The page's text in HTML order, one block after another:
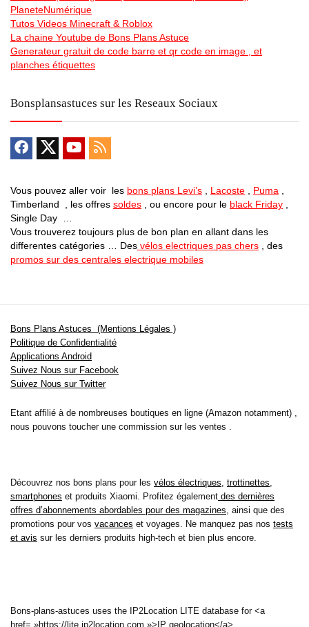
PlaneteNumérique
Tutos Videos Minecraft & Roblox
La chaine Youtube de Bons Plans Astuce
Generateur gratuit de code barre et qr code en image , et
planches étiquettes
Bonsplansastuces sur les Reseaux Sociaux
Vous pouvez aller voir les bons plans Levi’s , Lacoste , Puma ,
Timberland , les offres soldes , ou encore pour le black Friday ,
Single Day …
Vous trouverez toujours plus de bon plan en allant dans les
differentes catégories … Des vélos electriques pas chers , des
promos sur des centrales electrique mobiles
Bons Plans Astuces (Mentions Légales )
Politique de Confidentialité
Applications Android
Suivez Nous sur Facebook
Suivez Nous sur Twitter
Etant affilié à de nombreuses boutiques en ligne (Amazon notamment) ,
nous pouvons toucher une commission sur les ventes .
Découvrez nos bons plans pour les vélos électriques, trottinettes,
smartphones et produits Xiaomi. Profitez également des dernières
offres d’abonnements abordables pour des magazines, ainsi que des
promotions pour vos vacances et voyages. Ne manquez pas nos tests
et avis sur les derniers produits high-tech et bien plus encore.
Bons-plans-astuces uses the IP2Location LITE database for <a
href= »https://lite.ip2location.com »>IP geolocation</a>.